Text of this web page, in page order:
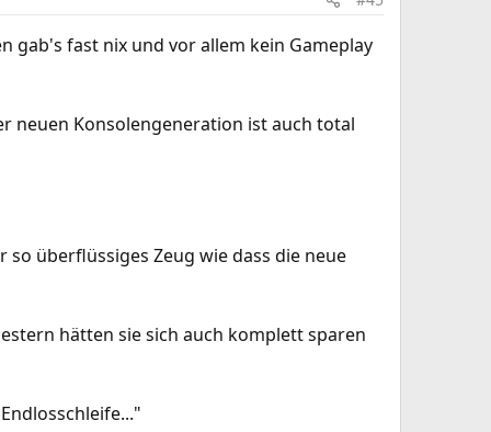
gab's fast nix und vor allem kein Gameplay
neuen Konsolengeneration ist auch total
überflüssiges Zeug wie dass die neue
hätten sie sich auch komplett sparen